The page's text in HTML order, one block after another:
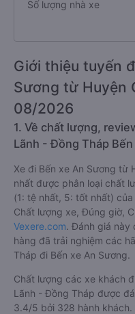
Số lượng nhà xe
Giới thiệu tuyến
Sương từ Huyện
08/2026
1. Về chất lượng,
Lãnh - Đồng Tháp
Xe đi Bến xe An Sương từ
nhất được phân loại chất
(1: tệ nhất, 5: tốt nhất)
Chất lượng xe, Đúng giờ,
Vexere.com. Đánh giá này
hàng đã trải nghiệm các
Tháp đi Bến xe An Sương.
Chất lượng các xe khách
Lãnh - Đồng Tháp được
3.4/5 bởi 328 hành